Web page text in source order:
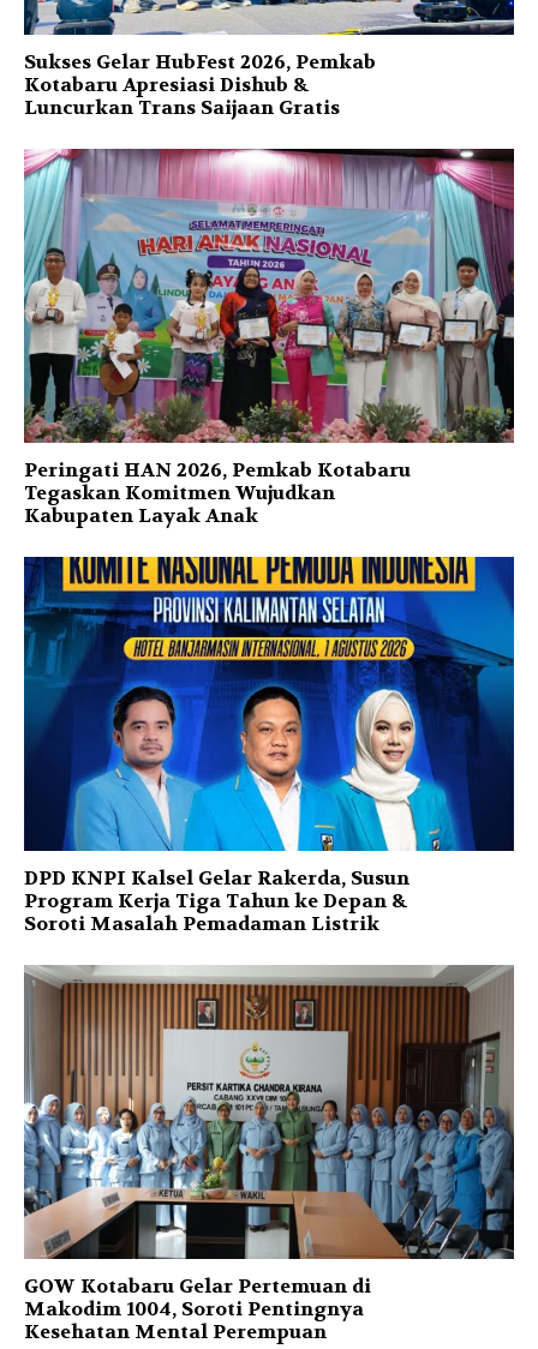
Sukses Gelar HubFest 2026, Pemkab
Kotabaru Apresiasi Dishub &
Luncurkan Trans Saijaan Gratis
Peringati HAN 2026, Pemkab Kotabaru
Tegaskan Komitmen Wujudkan
Kabupaten Layak Anak
DPD KNPI Kalsel Gelar Rakerda, Susun
Program Kerja Tiga Tahun ke Depan &
Soroti Masalah Pemadaman Listrik
GOW Kotabaru Gelar Pertemuan di
Makodim 1004, Soroti Pentingnya
Kesehatan Mental Perempuan